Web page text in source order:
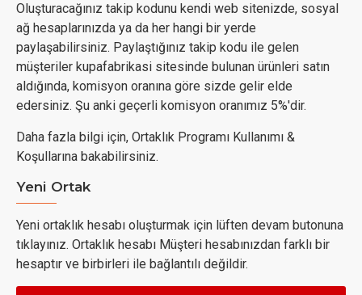
Oluşturacağınız takip kodunu kendi web sitenizde, sosyal
ağ hesaplarınızda ya da her hangi bir yerde
paylaşabilirsiniz. Paylaştığınız takip kodu ile gelen
müşteriler kupafabrikasi sitesinde bulunan ürünleri satın
aldığında, komisyon oranına göre sizde gelir elde
edersiniz. Şu anki geçerli komisyon oranımız 5%'dir.
Daha fazla bilgi için, Ortaklık Programı Kullanımı &
Koşullarına bakabilirsiniz.
Yeni Ortak
Yeni ortaklık hesabı oluşturmak için lüften devam butonuna
tıklayınız. Ortaklık hesabı Müşteri hesabınızdan farklı bir
hesaptır ve birbirleri ile bağlantılı değildir.